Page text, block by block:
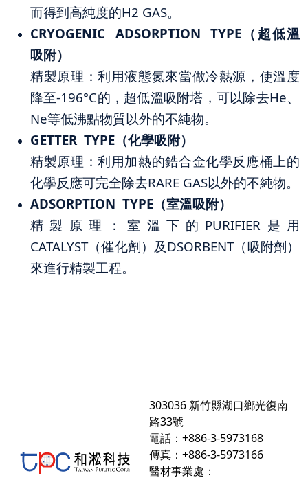
而得到高純度的H2 GAS。
CRYOGENIC ADSORPTION TYPE（超低溫
吸附）
精製原理：利用液態氮來當做冷熱源，使溫度
降至-196°C的，超低溫吸附塔，可以除去He、
Ne等低沸點物質以外的不純物。
GETTER TYPE（化學吸附）
精製原理：利用加熱的鋯合金化學反應桶上的
化學反應可完全除去RARE GAS以外的不純物。
ADSORPTION TYPE（室溫吸附）
精製原理：室溫下的PURIFIER是用
CATALYST（催化劑）及DSORBENT（吸附劑）
來進行精製工程。
303036 新竹縣湖口鄉光復南
路33號
電話：+886-3-5973168
傳真：+886-3-5973166
醫材事業處：